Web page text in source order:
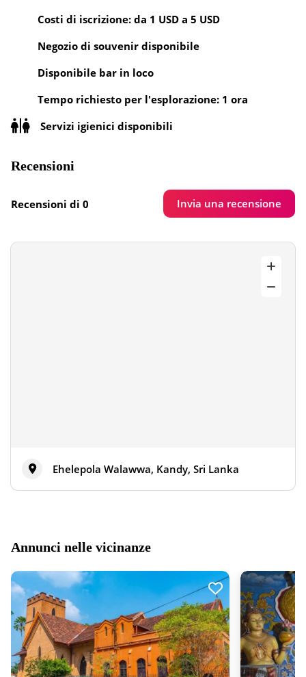
Costi di iscrizione: da 1 USD a 5 USD
Negozio di souvenir disponibile
Disponibile bar in loco
Tempo richiesto per l'esplorazione: 1 ora
Servizi igienici disponibili
Recensioni
Recensioni di 0 Invia una recensione
Ehelepola Walawwa, Kandy, Sri Lanka
Annunci nelle vicinanze